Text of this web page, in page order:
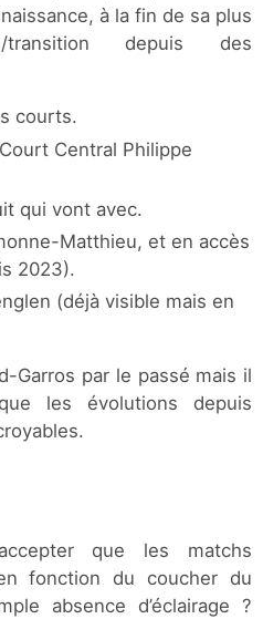
à la fin de sa plus
transition depuis des
courts.
Central Philippe
qui vont avec.
Matthieu, et en accès
2023).
(déjà visible mais en
Garros par le passé mais il
les évolutions depuis
que les matchs
fonction du coucher du
absence d’éclairage ?